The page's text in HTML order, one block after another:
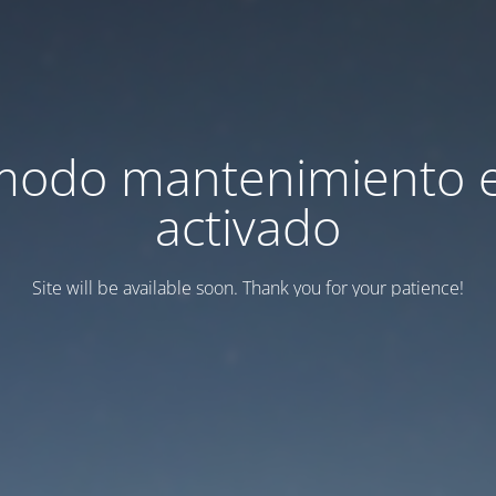
mantenimiento
activado
Site will be available soon. Thank you for your patience!